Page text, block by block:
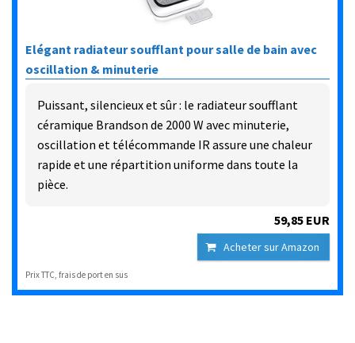
Elégant radiateur soufflant pour salle de bain avec
oscillation & minuterie
Puissant, silencieux et sûr : le radiateur soufflant
céramique Brandson de 2000 W avec minuterie,
oscillation et télécommande IR assure une chaleur
rapide et une répartition uniforme dans toute la
pièce.
59,85 EUR
Acheter sur Amazon
Prix TTC, frais de port en sus